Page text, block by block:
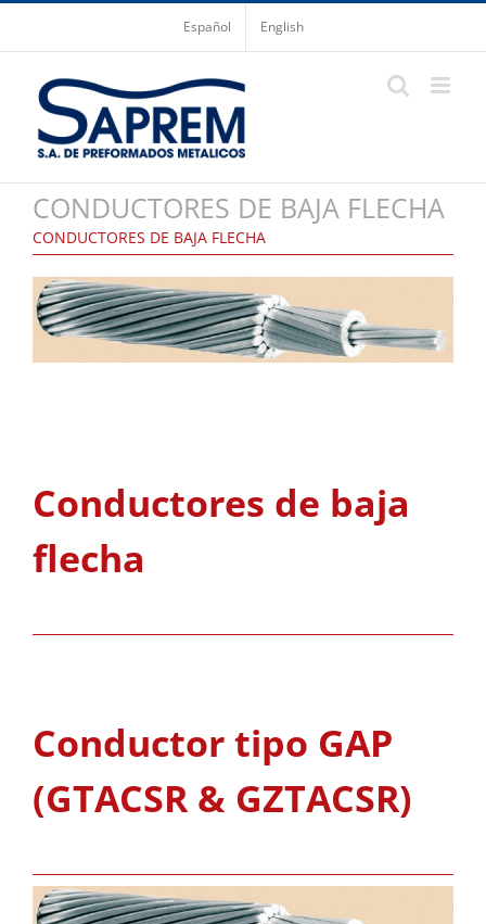
Saltar
contenido
Español English
CONDUCTORES DE BAJA FLECHA
CONDUCTORES DE BAJA FLECHA
Conductores de baja
flecha
Conductor tipo GAP
(GTACSR & GZTACSR)